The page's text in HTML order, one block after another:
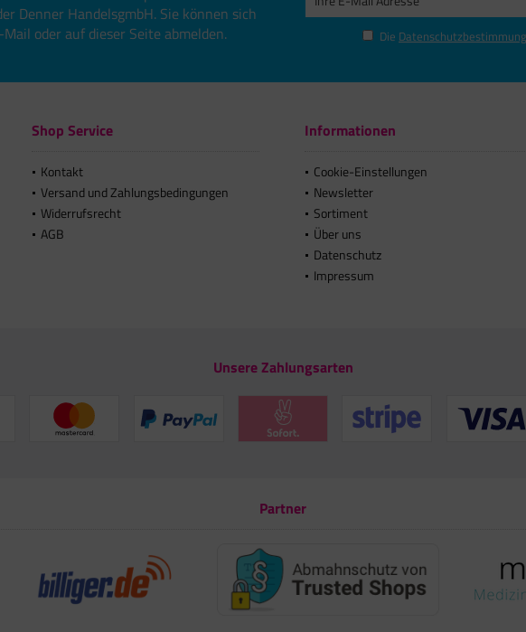
Denner HandelsgmbH. Sie können sich
oder auf dieser Seite abmelden.
Die
Shop Service
Kontakt
Versand und Zahlungsbedingungen
Widerrufsrecht
AGB
Informationen
Cookie-Einstellungen
Newsletter
Sortiment
Über uns
Datenschutz
Impressum
Unsere Zahlungsarten
Partner